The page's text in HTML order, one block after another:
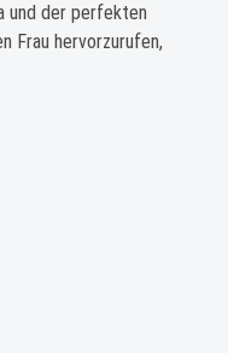
und der perfekten
Frau hervorzurufen,